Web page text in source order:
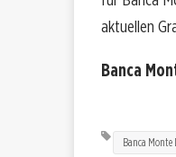
aktuellen
Banca
Banca Monte